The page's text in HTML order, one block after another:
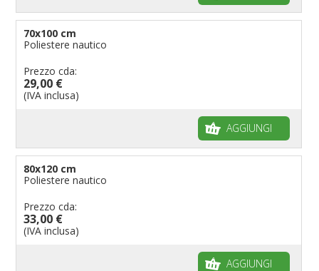
70x100 cm
Poliestere nautico
Prezzo cda:
29,00 €
(IVA inclusa)
AGGIUNGI
80x120 cm
Poliestere nautico
Prezzo cda:
33,00 €
(IVA inclusa)
AGGIUNGI